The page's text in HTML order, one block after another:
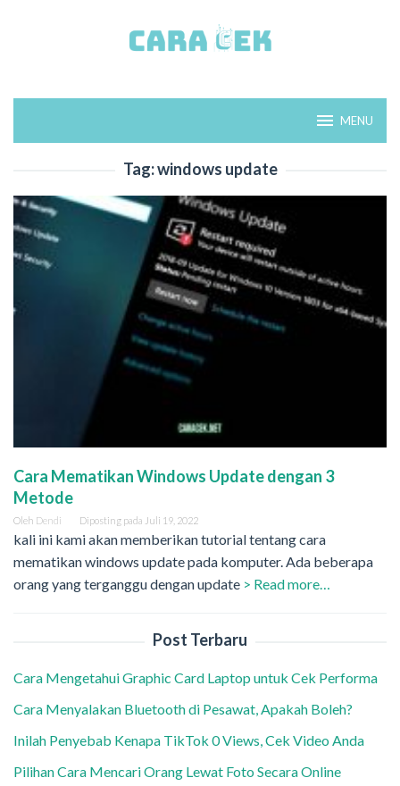
MENU
Tag:windows update
Cara Mematikan Windows Update dengan 3
Metode
Oleh Dendi Diposting pada Juli 19, 2022
kali ini kami akan memberikan tutorial tentang cara
mematikan windows update pada komputer. Ada beberapa
orang yang terganggu dengan update > Read more…
Post Terbaru
Cara Mengetahui Graphic Card Laptop untuk Cek Performa
Cara Menyalakan Bluetooth di Pesawat, Apakah Boleh?
Inilah Penyebab Kenapa TikTok 0 Views, Cek Video Anda
Pilihan Cara Mencari Orang Lewat Foto Secara Online